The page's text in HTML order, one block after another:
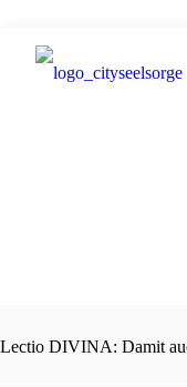
Lectio DIVINA: Damit